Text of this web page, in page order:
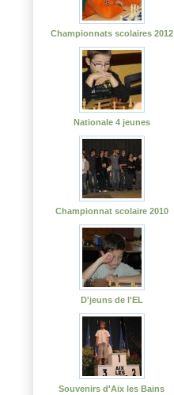
Championnats scolaires 2012
Nationale 4 jeunes
Championnat scolaire 2010
D'jeuns de l'EL
Souvenirs d'Aix les Bains